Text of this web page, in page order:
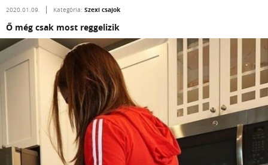
2020.01.09. Kategória: Szexi csajok
Ő még csak most reggelizik